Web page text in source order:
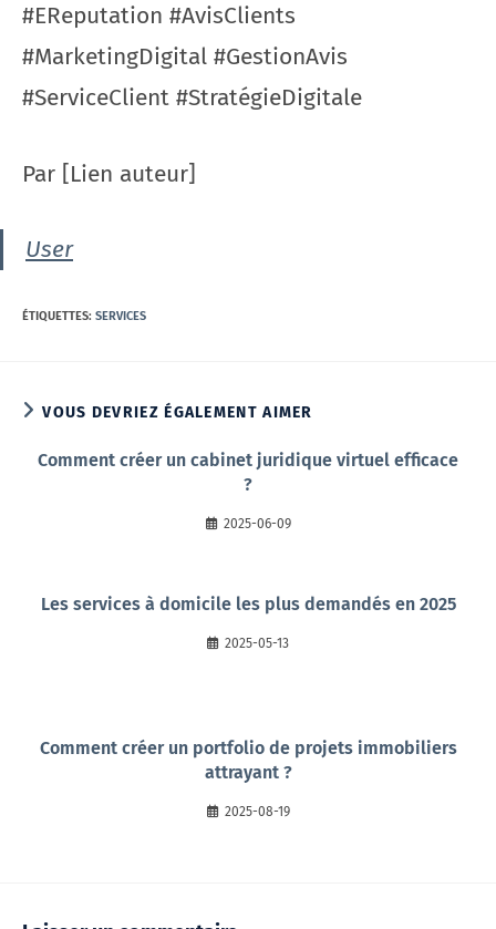
#EReputation #AvisClients
#MarketingDigital #GestionAvis
#ServiceClient #StratégieDigitale
Par [Lien auteur]
User
ÉTIQUETTES: SERVICES
VOUS DEVRIEZ ÉGALEMENT AIMER
Comment créer un cabinet juridique virtuel efficace
?
2025-06-09
Les services à domicile les plus demandés en 2025
2025-05-13
Comment créer un portfolio de projets immobiliers
attrayant ?
2025-08-19